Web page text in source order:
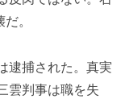
。
逮捕された。真実
雲判事は職を失